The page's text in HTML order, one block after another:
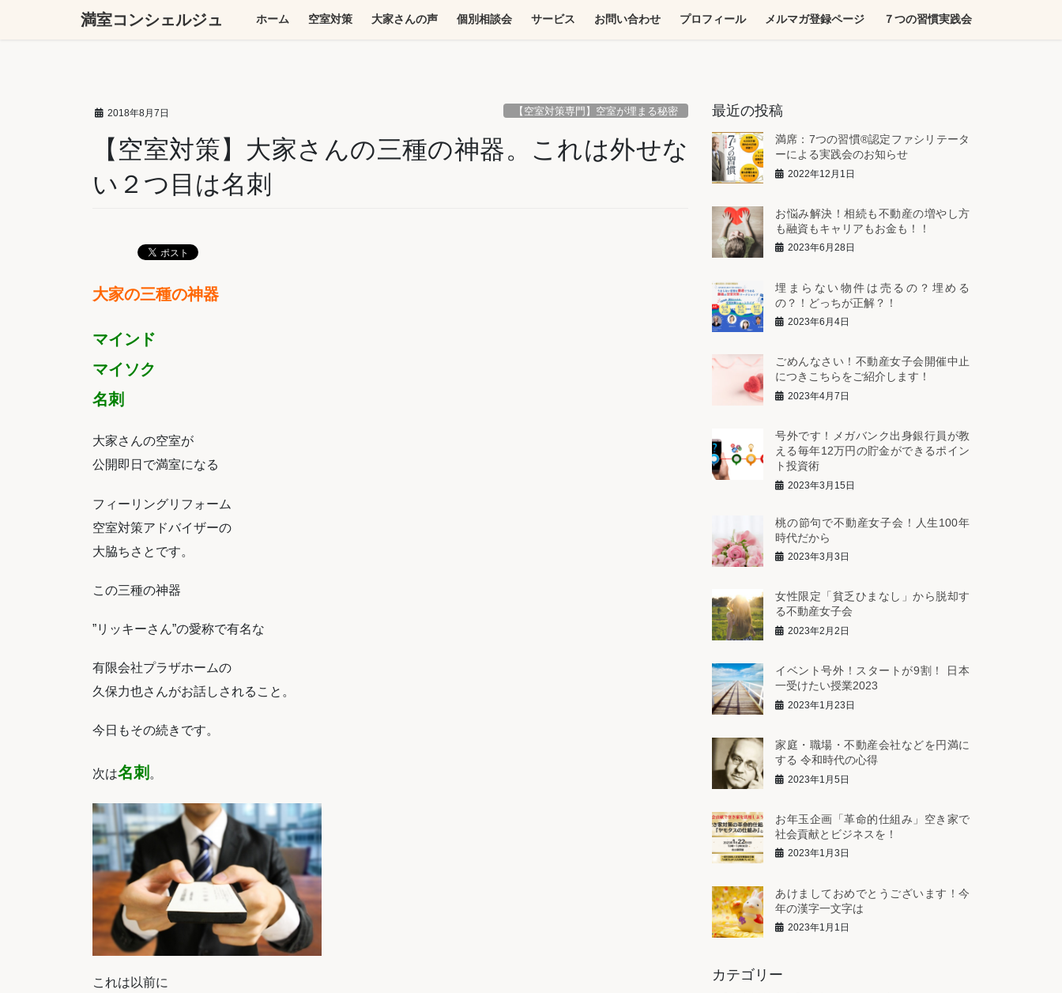
満室コンシェルジュ ホーム 空室対策 大家さんの声 個別相談会 サービス お問い合わせ プロフィール メルマガ登録ページ ７つの習慣実践会
2018年8月7日 【空室対策専門】空室が埋まる秘密
【空室対策】大家さんの三種の神器。これは外せな
い２つ目は名刺
大家の三種の神器
マインド
マイソク
名刺
大家さんの空室が
公開即日で満室になる
フィーリングリフォーム
空室対策アドバイザーの
大脇ちさとです。
この三種の神器
”リッキーさん”の愛称で有名な
有限会社プラザホームの
久保力也さんがお話しされること。
今日もその続きです。
次は名刺 。
これは以前に
最近の投稿
満席：7つの習慣®︎認定ファシリテータ
ーによる実践会のお知らせ
2022年12月1日
お悩み解決！相続も不動産の増やし方
も融資もキャリアもお金も！！
2023年6月28日
埋まらない物件は売るの？埋める
の？！どっちが正解？！
2023年6月4日
ごめんなさい！不動産女子会開催中止
につきこちらをご紹介します！
2023年4月7日
号外です！メガバンク出身銀行員が教
える毎年12万円の貯金ができるポイン
ト投資術
2023年3月15日
桃の節句で不動産女子会！人生100年
時代だから
2023年3月3日
女性限定「貧乏ひまなし」から脱却す
る不動産女子会
2023年2月2日
イベント号外！スタートが9割！ 日本
一受けたい授業2023
2023年1月23日
家庭・職場・不動産会社などを円満に
する 令和時代の心得
2023年1月5日
お年玉企画「革命的仕組み」空き家で
社会貢献とビジネスを！
2023年1月3日
あけましておめでとうございます！今
年の漢字一文字は
2023年1月1日
カテゴリー